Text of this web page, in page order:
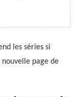
les séries si
page de